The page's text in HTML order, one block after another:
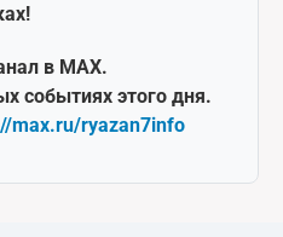
в MAX.
событиях этого дня.
max.ru/ryazan7info